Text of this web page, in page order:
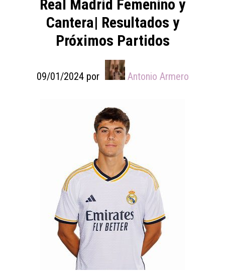
Real Madrid Femenino y
Cantera| Resultados y
Próximos Partidos
09/01/2024por Antonio Armero